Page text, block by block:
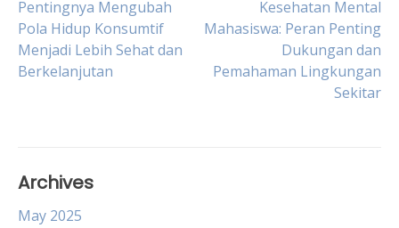
Post
navigation
Pentingnya Mengubah
Pola Hidup Konsumtif
Menjadi Lebih Sehat dan
Berkelanjutan
Kesehatan Mental
Mahasiswa: Peran Penting
Dukungan dan
Pemahaman Lingkungan
Sekitar
Archives
May 2025